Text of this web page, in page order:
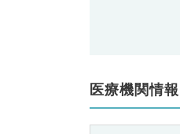
医療機関情報